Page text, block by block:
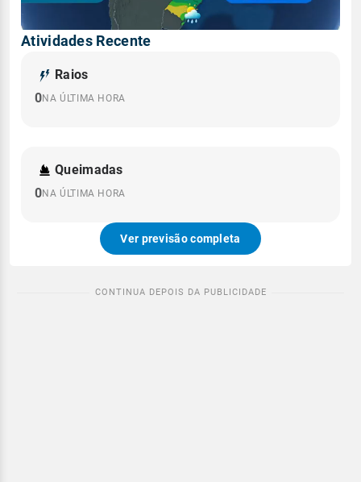
Atividades Recente
Raios
0NA ÚLTIMA HORA
Queimadas
0NA ÚLTIMA HORA
Ver previsão completa